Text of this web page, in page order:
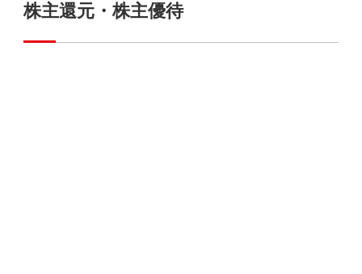
株主還元・株主優待